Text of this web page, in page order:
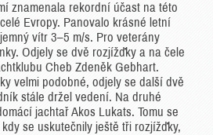
znamenala rekordní účast na této
Evropy. Panovalo krásné letní
vítr 3–5 m/s. Pro veterány
Odjely se dvě rozjížďky a na čele
Cheb Zdeněk Gebhart.
velmi podobné, odjely se další dvě
stále držel vedení. Na druhé
jachtař Akos Lukats. Tomu se
se uskutečnily ještě tři rozjížďky,